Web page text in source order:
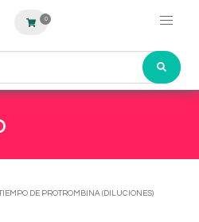
0
DE PROTROMBINA (DILUCIONES)